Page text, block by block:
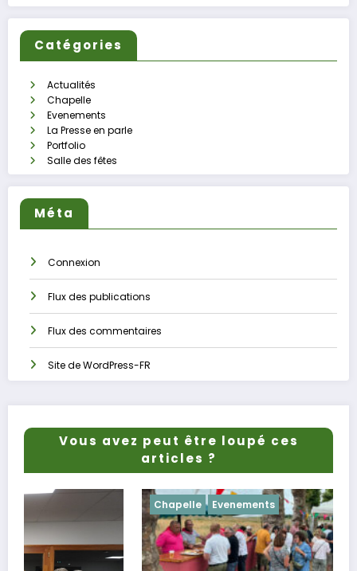
Catégories
Actualités
Chapelle
Evenements
La Presse en parle
Portfolio
Salle des fêtes
Méta
Connexion
Flux des publications
Flux des commentaires
Site de WordPress-FR
Vous avez peut être loupé ces
articles ?
Evenements